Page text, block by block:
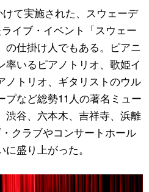
て実施された、スウェーデ
イブ・イベント「スウェー
の仕掛け人でもある。ピアニ
率いるピアノトリオ、歌姫イ
ノトリオ、ギタリストのウル
プなど総勢11人の著名ミュー
渋谷、六本木、吉祥寺、浜離
クラブやコンサートホール
盛り上がった。